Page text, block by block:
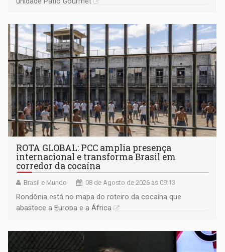
ROTA GLOBAL: PCC amplia presença
internacional e transforma Brasil em
corredor da cocaína
Brasil e Mundo 08 de Agosto de 2026 às 09:13
Rondônia está no mapa do roteiro da cocaína que
abastece a Europa e a África